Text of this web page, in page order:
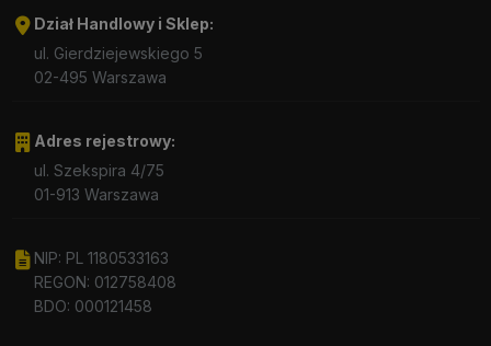
Dział Handlowy i Sklep:
ul. Gierdziejewskiego 5
02-495 Warszawa
Adres rejestrowy:
ul. Szekspira 4/75
01-913 Warszawa
NIP: PL 1180533163
REGON: 012758408
BDO: 000121458